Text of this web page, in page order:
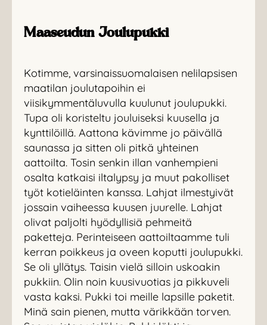
Maaseudun Joulupukki
Kotimme, varsinaissuomalaisen nelilapsisen
maatilan joulutapoihin ei
viisikymmentäluvulla kuulunut joulupukki.
Tupa oli koristeltu jouluiseksi kuusella ja
kynttilöillä. Aattona kävimme jo päivällä
saunassa ja sitten oli pitkä yhteinen
aattoilta. Tosin senkin illan vanhempieni
osalta katkaisi iltalypsy ja muut pakolliset
työt kotieläinten kanssa. Lahjat ilmestyivät
jossain vaiheessa kuusen juurelle. Lahjat
olivat paljolti hyödyllisiä pehmeitä
paketteja. Perinteiseen aattoiltaamme tuli
kerran poikkeus ja oveen koputti joulupukki.
Se oli yllätys. Taisin vielä silloin uskoakin
pukkiin. Olin noin kuusivuotias ja pikkuveli
vasta kaksi. Pukki toi meille lapsille paketit.
Minä sain pienen, mutta värikkään torven.